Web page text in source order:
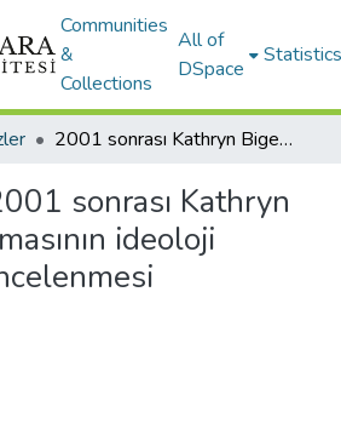
Communities
&
Collections
All of
DSpace
Statistics
2001 sonrası Kathryn Bigelow sinemasının ideoloji bağlamında incelenmesi
sonrası Kathryn
ideoloji